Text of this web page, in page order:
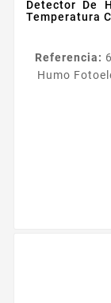
Detector De
Temperatura
Referencia:
Humo
Conexión
Voltaje de
corriente 80
mm alto x 99